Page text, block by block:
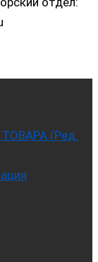
(Ред.